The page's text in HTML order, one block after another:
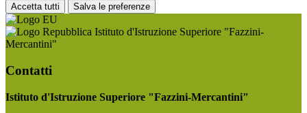
Accetta tutti Salva le preferenze
Istituto d'Istruzione Superiore "Fazzini-
Mercantini"
Contatti
Istituto d'Istruzione Superiore "Fazzini-Mercantini"